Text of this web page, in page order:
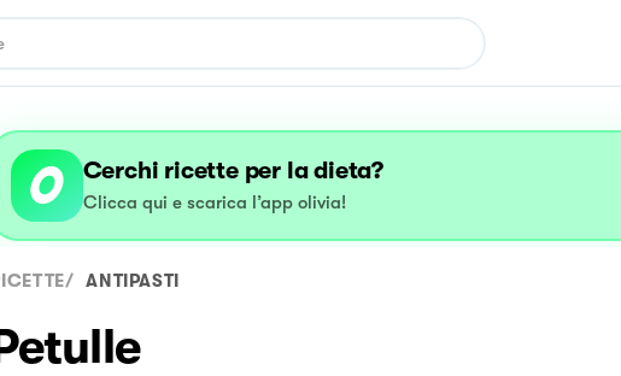
Cerchi ricette per la dieta?
Clicca qui e scarica l’app olivia!
/ ANTIPASTI